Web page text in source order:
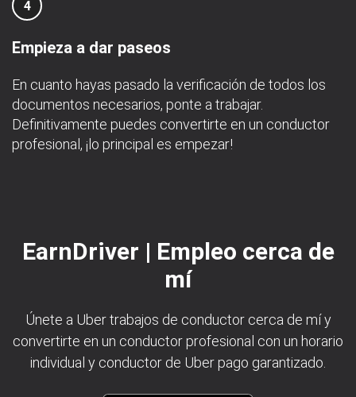
4
Empieza a dar paseos
En cuanto hayas pasado la verificación de todos los
documentos necesarios, ponte a trabajar.
Definitivamente puedes convertirte en un conductor
profesional, ¡lo principal es empezar!
EarnDriver | Empleo cerca de
mí
Únete a Uber trabajos de conductor cerca de mí y
convertirte en un conductor profesional con un horario
individual y conductor de Uber pago garantizado.